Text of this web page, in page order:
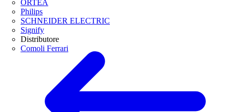
ORTEA
Philips
SCHNEIDER ELECTRIC
Signify
Distributore
Comoli Ferrari